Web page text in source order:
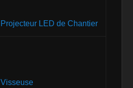
Projecteur LED de Chantier
Visseuse